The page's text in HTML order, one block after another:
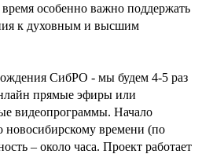
особенно важно поддержать
к духовным и высшим
СибРО - мы будем 4-5 раз
прямые эфиры или
видеопрограммы. Начало
новосибирскому времени (по
– около часа. Проект работает